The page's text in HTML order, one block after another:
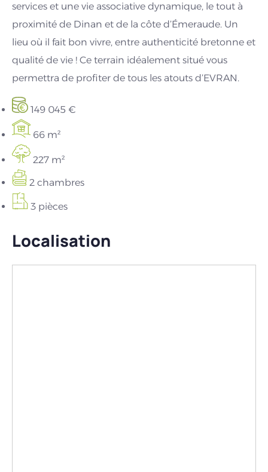
services et une vie associative dynamique, le tout à
proximité de Dinan et de la côte d’Émeraude. Un
lieu où il fait bon vivre, entre authenticité bretonne et
qualité de vie ! Ce terrain idéalement situé vous
permettra de profiter de tous les atouts d’EVRAN.
149 045 €
66 m²
227 m²
2 chambres
3 pièces
Localisation